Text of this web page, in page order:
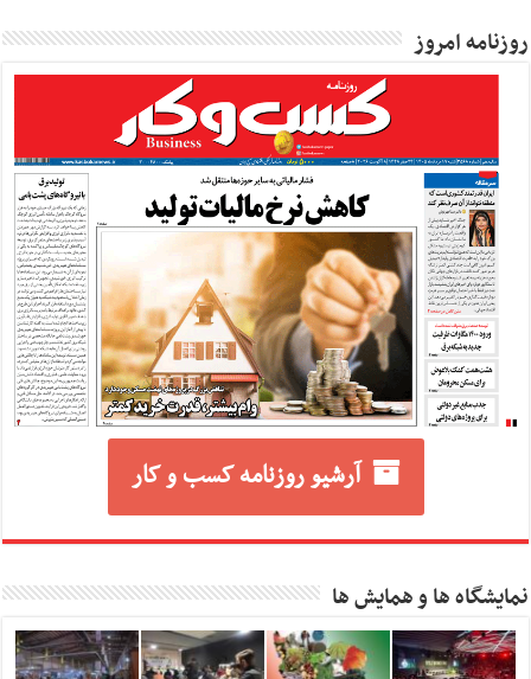
روزنامه امروز
آرشیو روزنامه کسب و کار
نمایشگاه ها و همایش ها